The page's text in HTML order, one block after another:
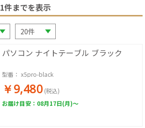
1件までを表示
パソコン ナイトテーブル ブラック
型番： x5pro-black
￥9,480 (税込)
お届け目安：08月17日(月)～